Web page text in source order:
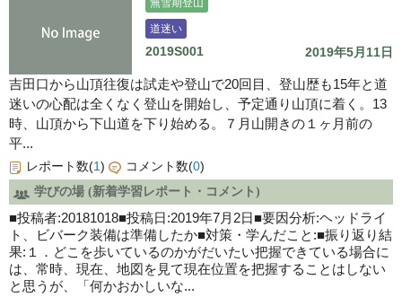
道迷い
2019S001 2019年5月11日
吉田口から山頂往復は試走や登山で20回目、登山歴も15年と道
迷いの心配は全くなく登山を開始し、予定通り山頂に着く。13
時、山頂から下山道を下り始める。７月山開きの１ヶ月前の
平...
レポート数(1) コメント数(0)
学びの場 (新着学習レポート・コメント)
■投稿者:20181018■投稿日:2019年7月2日■要因分析:ヘッドライ
ト、ビバーク装備は準備したか■対策・学んだこと:■振り返り結
果:１．どこを歩いているのかがだいたい把握できている場合に
は、常時、現在、地図を見て現在位置を把握することはしない
と思うが、「何かおかしいな...